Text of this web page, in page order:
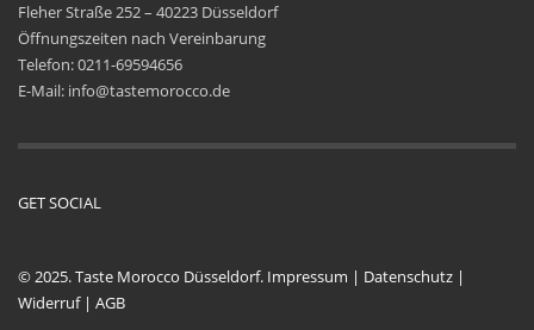
Fleher Straße 252 – 40223 Düsseldorf
Öffnungszeiten nach Vereinbarung
Telefon: 0211-69594656
E-Mail: info@tastemorocco.de
GET SOCIAL
© 2025. Taste Morocco Düsseldorf. Impressum | Datenschutz |
Widerruf| AGB